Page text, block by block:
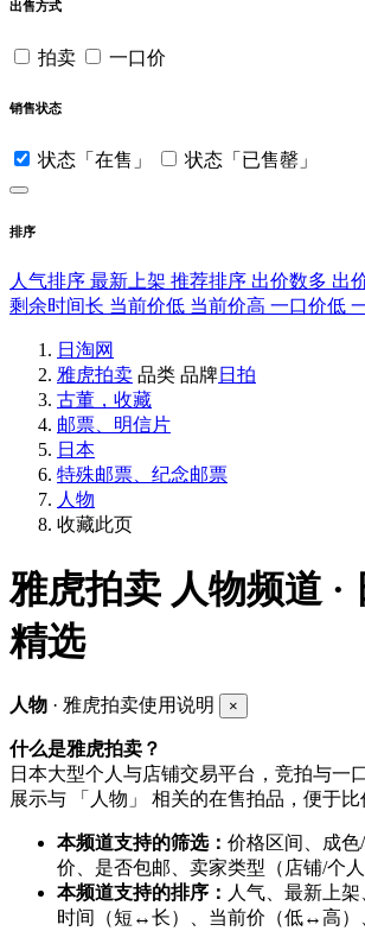
出售方式
拍卖 一口价
销售状态
状态「在售」 状态「已售罄」
排序
人气排序 最新上架 推荐排序 出价数多 出
剩余时间长 当前价低 当前价高 一口价低
日淘网
雅虎拍卖 品类 品牌日拍
古董，收藏
邮票、明信片
日本
特殊邮票、纪念邮票
人物
收藏此页
雅虎拍卖 人物频道 ·
精选
人物 · 雅虎拍卖使用说明 ×
什么是雅虎拍卖？
日本大型个人与店铺交易平台，竞拍与一
展示与 「人物」 相关的在售拍品，便于比
本频道支持的筛选： 价格区间、成色
价、是否包邮、卖家类型（店铺/个
本频道支持的排序： 人气、最新上
时间（短↔长）、当前价（低↔高